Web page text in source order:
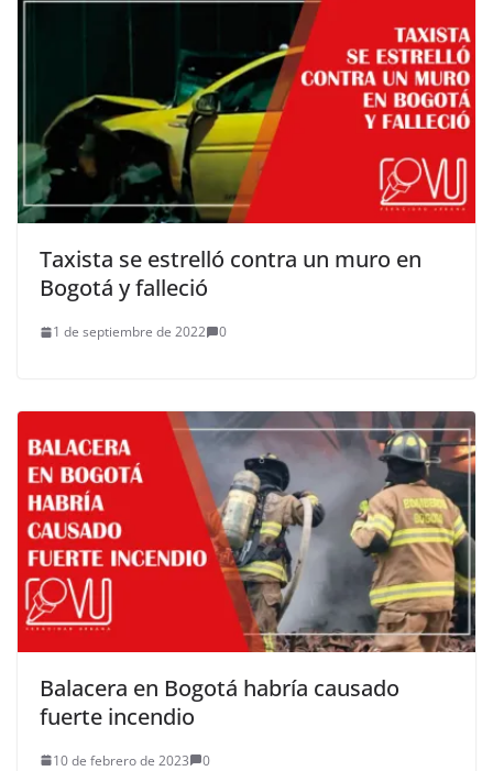
Taxista se estrelló contra un muro en
Bogotá y falleció
1 de septiembre de 2022 0
Balacera en Bogotá habría causado
fuerte incendio
10 de febrero de 2023 0